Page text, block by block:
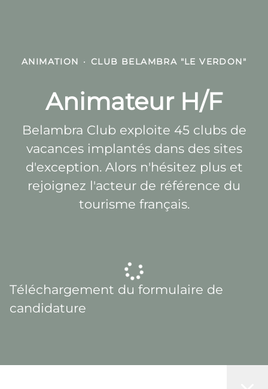
ANIMATION · CLUB BELAMBRA "LE VERDON"
Animateur H/F
Belambra Club exploite 45 clubs de
vacances implantés dans des sites
d'exception. Alors n'hésitez plus et
rejoignez l'acteur de référence du
tourisme français.
Téléchargement du formulaire de
candidature